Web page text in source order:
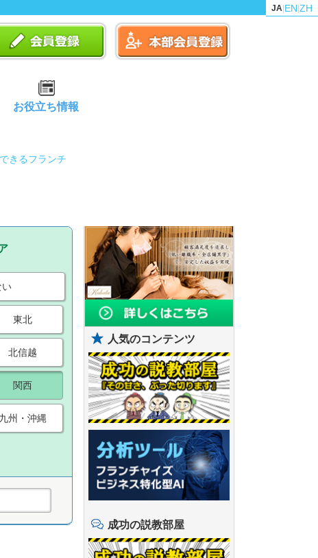
JA|EN|ZH
お役立ち情報
人気のコンテンツ
成功の説教部屋
きるフランチ
い
東北
北信越
関西
九州・沖縄